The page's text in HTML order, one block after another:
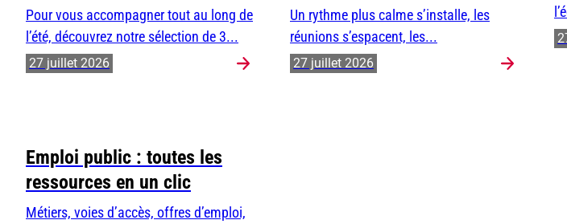
Pour vous accompagner tout au long de
l’été, découvrez notre sélection de 3...
27 juillet 2026
Un rythme plus calme s’installe, les
réunions s’espacent, les...
27 juillet 2026
Emploi public : toutes les
ressources en un clic
Métiers, voies d’accès, offres d’emploi,